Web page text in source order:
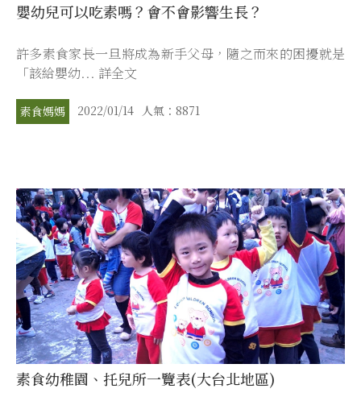
嬰幼兒可以吃素嗎？會不會影響生長？
許多素食家長一旦將成為新手父母，隨之而來的困擾就是
「該給嬰幼... 詳全文
素食媽媽 2022/01/14 人氣：8871
素食幼稚園、托兒所一覽表(大台北地區)